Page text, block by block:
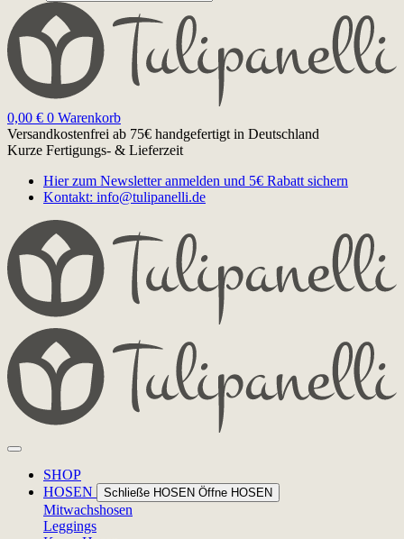
0,00 € 0 Warenkorb
Versandkostenfrei ab 75€ handgefertigt in Deutschland
Kurze Fertigungs- & Lieferzeit
Hier zum Newsletter anmelden und 5€ Rabatt sichern
Kontakt: info@tulipanelli.de
SHOP
HOSEN
Schließe HOSEN Öffne HOSEN
Mitwachshosen
Leggings